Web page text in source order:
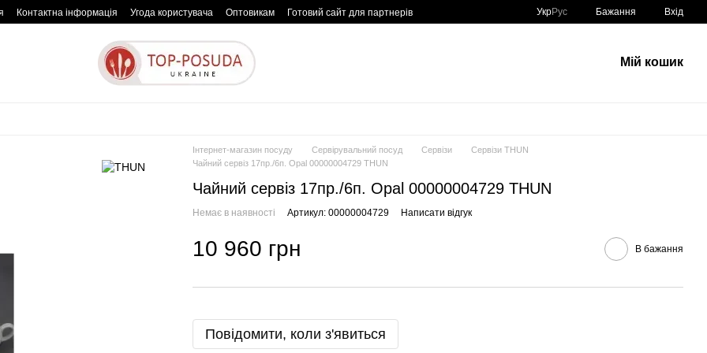
Контактна інформація Угода користувача Оптовикам Готовий сайт для партнерів УкрРус Бажання Вхід
Мій кошик
Інтернет-магазин посуду Сервірувальний посуд Сервізи
Сервізи THUN
Чайний сервіз 17пр./6п. Opal 00000004729 THUN
Чайний сервіз 17пр./6п. Opal 00000004729 THUN
Немає в наявності Артикул: 00000004729 Написати відгук
10 960 грн В бажання
Повідомити, коли з'явиться